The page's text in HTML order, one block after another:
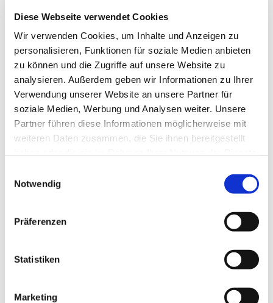
Diese Webseite verwendet Cookies
Wir verwenden Cookies, um Inhalte und Anzeigen zu
personalisieren, Funktionen für soziale Medien anbieten
zu können und die Zugriffe auf unsere Website zu
analysieren. Außerdem geben wir Informationen zu Ihrer
Verwendung unserer Website an unsere Partner für
soziale Medien, Werbung und Analysen weiter. Unsere
Partner führen diese Informationen möglicherweise mit
weiteren Daten zusammen, die Sie ihnen bereitgestellt
Notwendig
Präferenzen
Statistiken
Marketing
Dies könnte Sie auch
interessieren